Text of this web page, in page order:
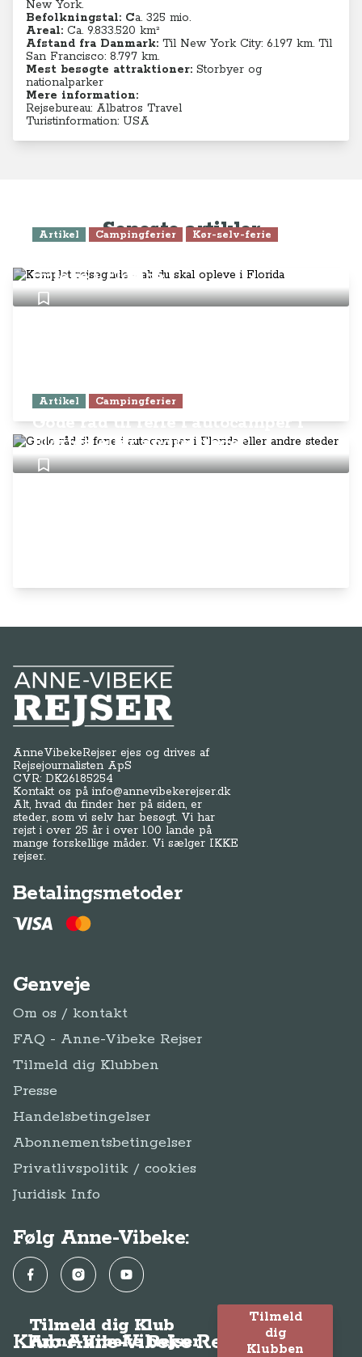
New York.
Befolkningstal: Ca. 325 mio.
Areal: Ca. 9.833.520 km²
Afstand fra Danmark: Til New York City: 6.197 km. Til
San Francisco: 8.797 km.
Mest besøgte attraktioner: Storbyer og
nationalparker
Mere information:
Rejsebureau: Albatros Travel
Turistinformation: USA
Seneste artikler
Artikel Campingferier Kør-selv-ferie
opleve i Florida
Artikel Campingferier
Gode råd til ferie i autocamper i
Florida eller andre steder
Anne-Vibeke Rejser
AnneVibekeRejser ejes og drives af
Rejsejournalisten ApS
CVR: DK26185254
Kontakt os påinfo@annevibekerejser.dk
Alt, hvad du finder her på siden, er
steder, som vi selv har besøgt. Vi har
rejst i over 25 år i over 100 lande på
mange forskellige måder. Vi sælger IKKE
rejser.
Betalingsmetoder
Genveje
Om os / kontakt
FAQ - Anne-Vibeke Rejser
Tilmeld dig Klubben
Presse
Handelsbetingelser
Abonnementsbetingelser
Privatlivspolitik / cookies
Juridisk Info
Følg Anne-Vibeke:
FacebookInstagramYouTube
Klub Anne-Vibeke Rejser
Tilmeld dig Klub
Anne-Vibeke Rejser
Tilmeld
dig
Klubben